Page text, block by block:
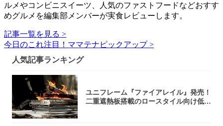
ルメやコンビニスイーツ、人気のファストフードなどおすす
めグルメを編集部メンバーが実食レビューします。
記事一覧を見る >
今日のこれ注目！ママテナピックアップ >
人気記事ランキング
ユニフレーム『ファイアレイル』発売！
二重遮熱板搭載のロースタイル向け低型